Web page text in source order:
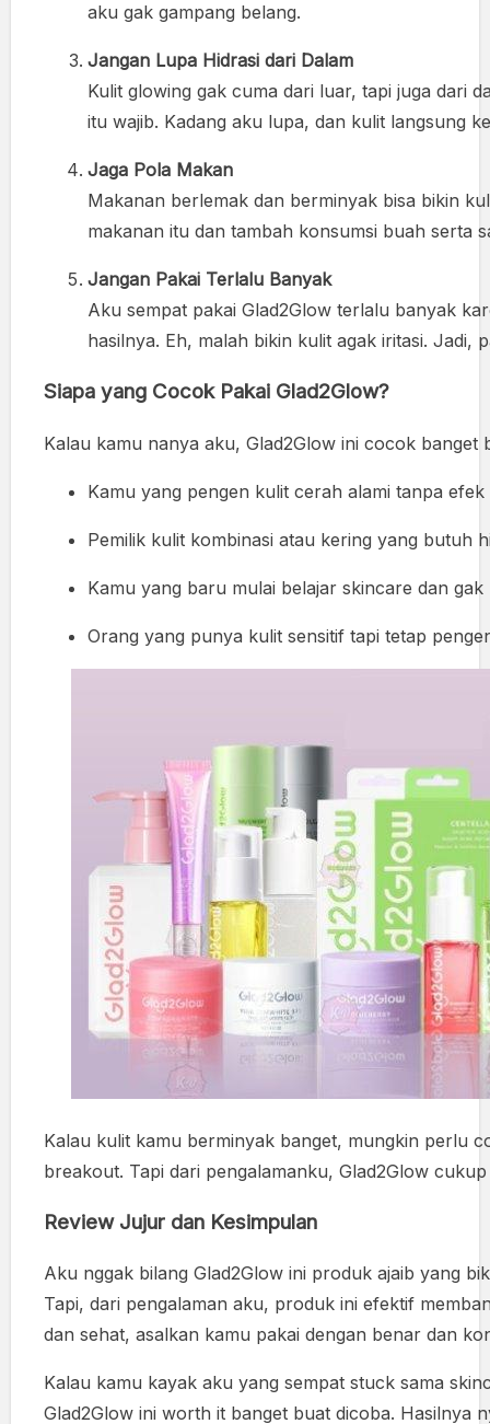
aku gak gampang belang.
Jangan Lupa Hidrasi dari Dalam
Kulit glowing gak cuma dari luar, tapi juga dari
itu wajib. Kadang aku lupa, dan kulit langsung
Jaga Pola Makan
Makanan berlemak dan berminyak bisa bikin
makanan itu dan tambah konsumsi buah serta
Jangan Pakai Terlalu Banyak
Aku sempat pakai Glad2Glow terlalu banyak
hasilnya. Eh, malah bikin kulit agak iritasi. Jadi,
Siapa yang Cocok Pakai Glad2Glow?
Kalau kamu nanya aku, Glad2Glow ini cocok banget
Kamu yang pengen kulit cerah alami tanpa efek
Pemilik kulit kombinasi atau kering yang butuh
Kamu yang baru mulai belajar skincare dan gak
Orang yang punya kulit sensitif tapi tetap
Kalau kulit kamu berminyak banget, mungkin perlu
breakout. Tapi dari pengalamanku, Glad2Glow
Review Jujur dan Kesimpulan
Aku nggak bilang Glad2Glow ini produk ajaib yang
Tapi, dari pengalaman aku, produk ini efektif
dan sehat, asalkan kamu pakai dengan benar dan
Kalau kamu kayak aku yang sempat stuck sama
Glad2Glow ini worth it banget buat dicoba. Hasilnya